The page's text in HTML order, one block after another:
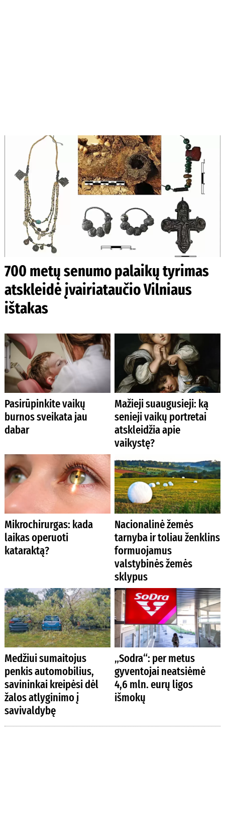
700 metų senumo palaikų tyrimas
atskleidė įvairiataučio Vilniaus
ištakas
Pasirūpinkite vaikų
burnos sveikata jau
dabar
Mažieji suaugusieji: ką
senieji vaikų portretai
atskleidžia apie
vaikystę?
Mikrochirurgas: kada
laikas operuoti
kataraktą?
Nacionalinė žemės
tarnyba ir toliau ženklins
formuojamus
valstybinės žemės
sklypus
Medžiui sumaitojus
penkis automobilius,
savininkai kreipėsi dėl
žalos atlyginimo į
savivaldybę
„Sodra“: per metus
gyventojai neatsiėmė
4,6 mln. eurų ligos
išmokų